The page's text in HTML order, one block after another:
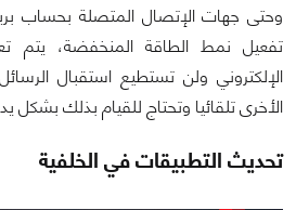
وحتى جهات الإتصال المتصلة بحساب
تفعيل نمط الطاقة المنخفضة، يتم
الإلكتروني ولن تستطيع استقبال
الأخرى تلقائيا وتحتاج للقيام بذلك بشكل
تحديث التطبيقات في الخلفية